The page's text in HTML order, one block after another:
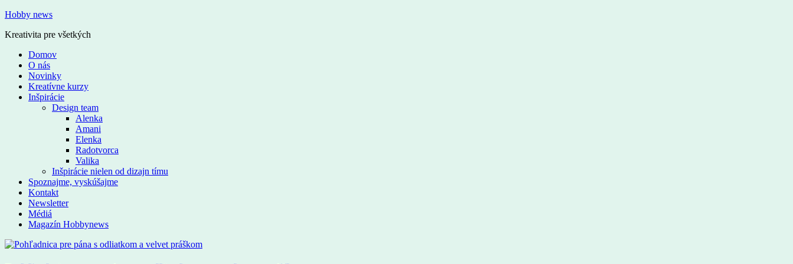
Hobby news
Kreativita pre všetkých
Domov
O nás
Novinky
Kreatívne kurzy
Inšpirácie
Design team
Alenka
Amani
Elenka
Radotvorca
Valika
Inšpirácie nielen od dizajn tímu
Spoznajme, vyskúšajme
Kontakt
Newsletter
Médiá
Magazín Hobbynews